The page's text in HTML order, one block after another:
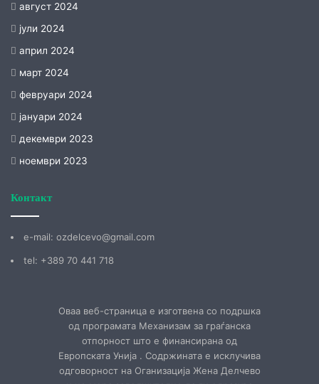
август 2024
јули 2024
април 2024
март 2024
февруари 2024
јануари 2024
декември 2023
ноември 2023
Контакт
е-mail: ozdelcevo@gmail.com
tel: +389 70 441 718
Оваа веб-страница е изготвена со подршка
од програмата Механизам за граѓанска
отпорност што е финансирана од
Европската Унија . Содржината е исклучива
одговорност на Оганизација Жена Делчево